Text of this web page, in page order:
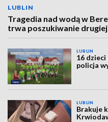
LUBLIN
Tragedia nad wodą w
trwa poszukiwanie drugiej
LUBLIN
16
policja
LUBLIN
Brakuje